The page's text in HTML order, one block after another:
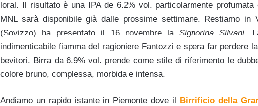
loral. Il risultato è una IPA de 6.2% vol. particolarmente
MNL sarà disponibile già dalle prossime settimane. Restiamo in
(Sovizzo) ha presentato il 16 novembre la Signorina Silvani.
indimenticabile fiamma del ragioniere Fantozzi e spera far perdere
bevitori. Birra da 6.9% vol. prende come stile di riferimento le
colore bruno, complessa, morbida e intensa.
Andiamo un rapido istante in Piemonte dove il Birrificio della